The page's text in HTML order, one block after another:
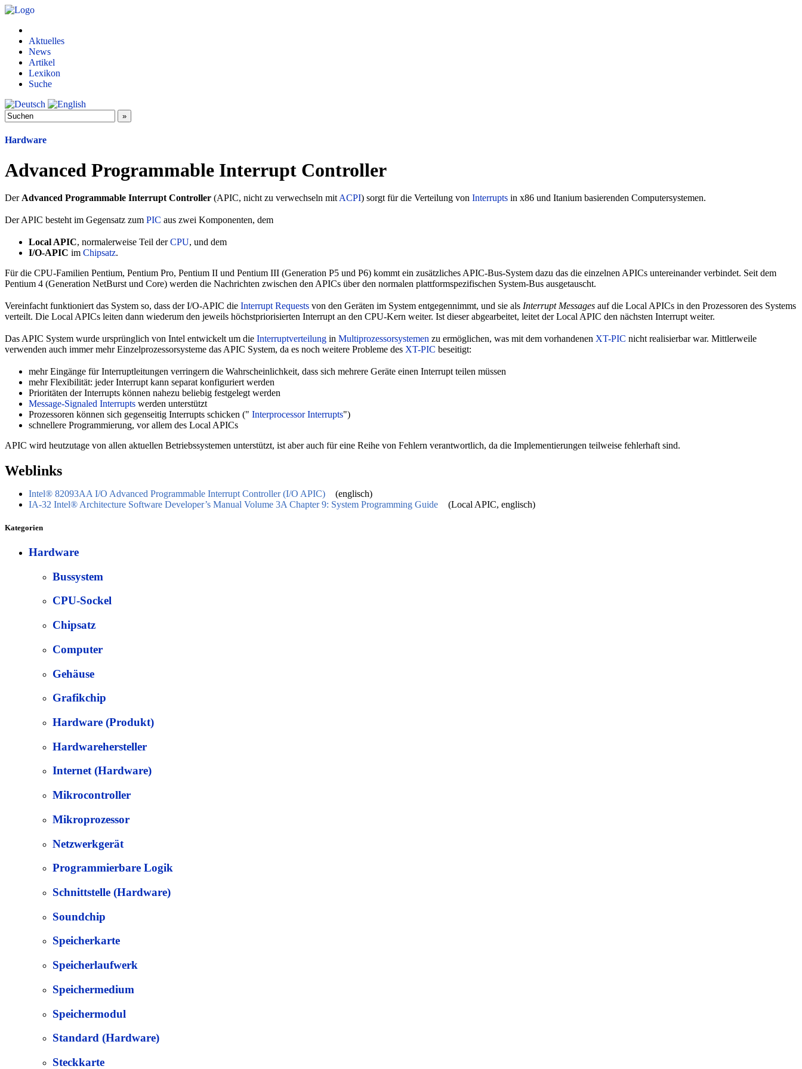
Aktuelles
News
Artikel
Lexikon
Suche
Hardware
Advanced Programmable Interrupt Controller
Der Advanced Programmable Interrupt Controller (APIC, nicht zu verwechseln mit ACPI) sorgt für die Verteilung von Interrupts in x86 und Itanium basierenden Computersystemen.
Der APIC besteht im Gegensatz zum PIC aus zwei Komponenten, dem
Local APIC, normalerweise Teil derCPU, und dem
I/O-APIC im Chipsatz.
Für die CPU-Familien Pentium, Pentium Pro, Pentium II und Pentium III (Generation P5 und P6) kommt ein zusätzliches APIC-Bus-System dazu das die einzelnen APICs untereinander verbindet. Seit dem
Pentium 4 (Generation NetBurst und Core) werden die Nachrichten zwischen den APICs über den normalen plattformspezifischen System-Bus ausgetauscht.
Vereinfacht funktioniert das System so, dass der I/O-APIC die Interrupt Requests von den Geräten im System entgegennimmt, und sie als Interrupt Messages auf die Local APICs in den Prozessoren des Systems
verteilt. Die Local APICs leiten dann wiederum den jeweils höchstpriorisierten Interrupt an den CPU-Kern weiter. Ist dieser abgearbeitet, leitet der Local APIC den nächsten Interrupt weiter.
Das APIC System wurde ursprünglich von Intel entwickelt um die Interruptverteilung in Multiprozessorsystemen zu ermöglichen, was mit dem vorhandenen XT-PIC nicht realisierbar war. Mittlerweile
verwenden auch immer mehr Einzelprozessorsysteme das APIC System, da es noch weitere Probleme des XT-PIC beseitigt:
mehr Eingänge für Interruptleitungen verringern die Wahrscheinlichkeit, dass sich mehrere Geräte einen Interrupt teilen müssen
mehr Flexibilität: jeder Interrupt kann separat konfiguriert werden
Prioritäten der Interrupts können nahezu beliebig festgelegt werden
Message-Signaled Interrupts werden unterstützt
Prozessoren können sich gegenseitig Interrupts schicken (" Interprocessor Interrupts")
schnellere Programmierung, vor allem des Local APICs
APIC wird heutzutage von allen aktuellen Betriebssystemen unterstützt, ist aber auch für eine Reihe von Fehlern verantwortlich, da die Implementierungen teilweise fehlerhaft sind.
Weblinks
Intel® 82093AA I/O Advanced Programmable Interrupt Controller (I/O APIC)
(englisch)
IA-32 Intel® Architecture Software Developer’s Manual Volume 3A Chapter 9: System Programming Guide
(Local APIC, englisch)
Kategorien
Hardware
Bussystem
CPU-Sockel
Chipsatz
Computer
Gehäuse
Grafikchip
Hardware (Produkt)
Hardwarehersteller
Internet (Hardware)
Mikrocontroller
Mikroprozessor
Netzwerkgerät
Programmierbare Logik
Schnittstelle (Hardware)
Soundchip
Speicherkarte
Speicherlaufwerk
Speichermedium
Speichermodul
Standard (Hardware)
Steckkarte